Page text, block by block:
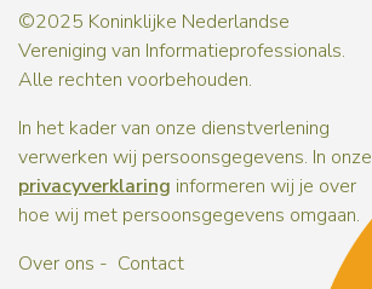
©2025 Koninklijke Nederlandse
Vereniging van Informatieprofessionals.
Alle rechten voorbehouden.
In het kader van onze dienstverlening
verwerken wij persoonsgegevens. In onze
privacyverklaring informeren wij je over
hoe wij met persoonsgegevens omgaan.
Over ons
Contact